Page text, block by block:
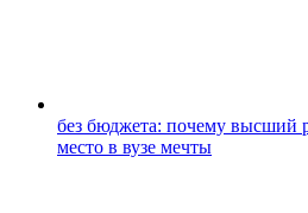
без бюджета: почему высший
место в вузе мечты